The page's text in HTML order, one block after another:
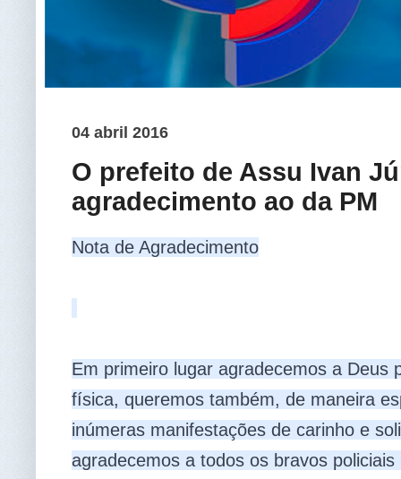
04 abril 2016
O prefeito de Assu Ivan
agradecimento ao da PM
Nota de Agradecimento
Em primeiro lugar agradecemos a Deus
física, queremos também, de maneira
inúmeras manifestações de carinho e
agradecemos a todos os bravos